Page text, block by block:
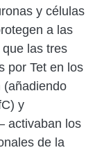
y células
a las
las tres
por Tet en los
y
activaban los
de la